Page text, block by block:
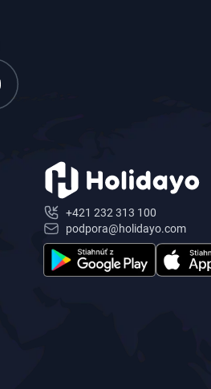
+421 232 313 100
podpora@holidayo.com